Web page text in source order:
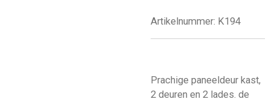
Artikelnummer: K194
Prachige paneeldeur kast,
2 deuren en 2 lades. de